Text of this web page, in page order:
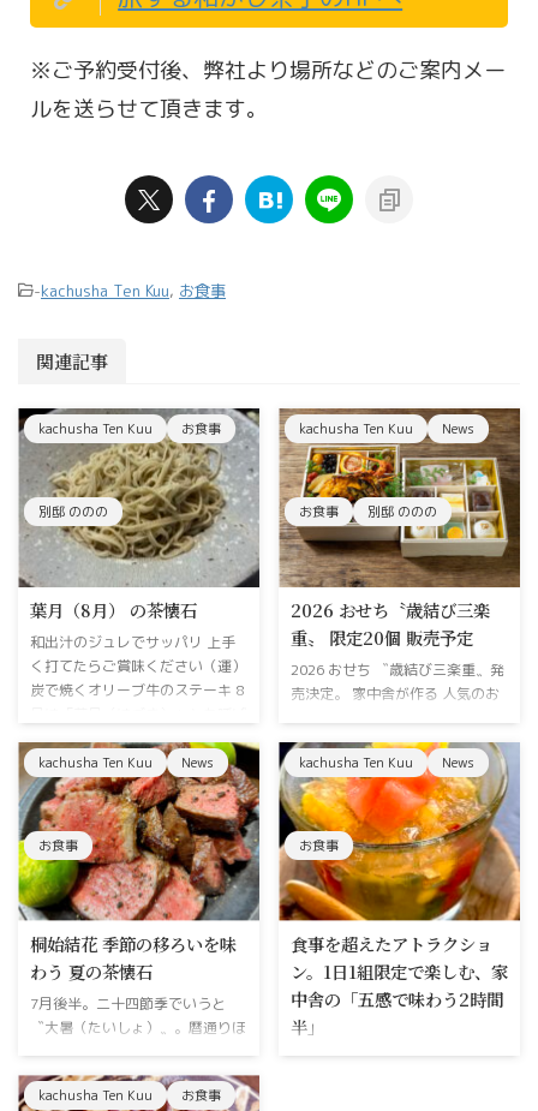
※ご予約受付後、弊社より場所などのご案内メー
ルを送らせて頂きます。
-kachusha Ten Kuu, お食事
関連記事
kachusha Ten Kuu お食事
別邸 ののの
葉月（8月） の茶懐石
和出汁のジュレでサッパリ 上手
く打てたらご賞味ください（運）
炭で焼くオリーブ牛のステーキ 8
れ、〝葉が落ちる〟稲穂が色づい
たり、山々の木の葉が色づき始め
るという月です。毎日の尋常じゃ
無いこの暑さからは全く想像でき
ませんが、暦ではそろそろ秋が近
づいてくる。そんな季節なので
す。お茶の世界では〝夏の名残
り〟とか使います。 新しく初
しました 懐石料理がどんな料理
なのか。茶懐石ってなになのか。
ここは非日常への入り口です。初
（はつ）初めての方や興味がある
kachusha Ten Kuu News
お食事 別邸 ののの
2026 おせち〝歳結び三楽
重〟 限定20個 販売予定
2026 おせち 〝歳結び三楽重〟発
売決定。 家中舎が作る 人気のお
結び三楽集 へ今年の目玉は三段
重。蕎麦・おせち・和菓子という
家中舎の得意分野が三つ詰まった
豪華おせちを予定しています。
2025年バージョン 一の膳 二の膳
（和菓子） 今年は蕎麦の重を用
意 年越し（蕎麦）新年（おせ
ち）初釜（和菓子）お正月を楽し
む三楽重 年越しには手打ち蕎麦
をご用意します。新年は好評の伊
勢エビも復活。二名様分のおせち
をぎっしり詰め込みます。新年三
ヶ日はくつろぎの和菓子を。お抹
茶を点ててご家 ...
kachusha Ten Kuu News
お食事
桐始結花 季節の移ろいを味
わう 夏の茶懐石
7月後半。二十四節季でいうと
〝大暑（たいしょ）〟。暦通りほ
んとに連日大暑です。梅雨明けか
ら10日間はグングンと気温が上
昇します。夏バテを防ぐ意味でも
kachusha Ten Kuu News
お食事
食事を超えたアトラクショ
ン。1日1組限定で楽しむ、家
中舎の「五感で味わう2時間
半」
多度津から宇多津へと移転し、一
kachusha Ten Kuu お食事